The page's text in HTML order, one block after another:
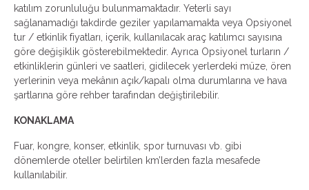
katılım zorunluluğu bulunmamaktadır. Yeterli sayı
sağlanamadığı takdirde geziler yapılamamakta veya Opsiyonel
tur / etkinlik fiyatları, içerik, kullanılacak araç katılımcı sayısına
göre değişiklik gösterebilmektedir. Ayrıca Opsiyonel turların /
etkinliklerin günleri ve saatleri, gidilecek yerlerdeki müze, ören
yerlerinin veya mekânın açık/kapalı olma durumlarına ve hava
şartlarına göre rehber tarafından değiştirilebilir.
KONAKLAMA
Fuar, kongre, konser, etkinlik, spor turnuvası vb. gibi
dönemlerde oteller belirtilen km’lerden fazla mesafede
kullanılabilir.